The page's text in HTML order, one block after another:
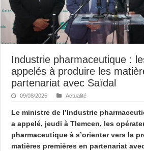
Industrie pharmaceutique :
appelés à produire les
partenariat avec Saïdal
09/08/2025 Actualité
Le ministre de l’Industrie
a appelé, jeudi à Tlemcen, les
pharmaceutique à s’orienter vers la
matières premières en partenariat